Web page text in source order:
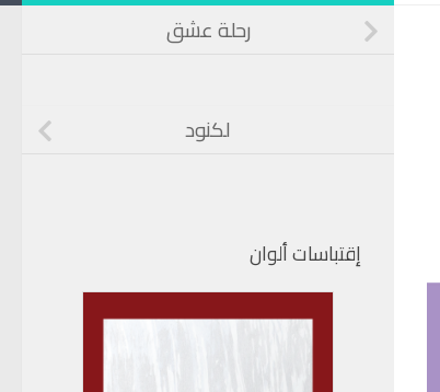
رحلة عشق
لكنود
إقتباسات ألوان